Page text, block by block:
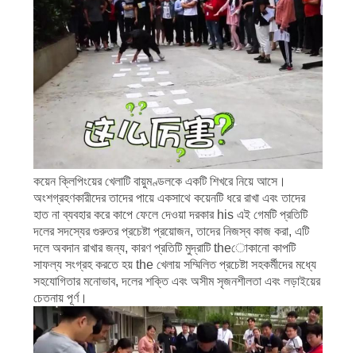
কয়েন ক্লিপিংয়ের খেলাটি বায়ুমণ্ডলকে একটি শিখরে নিয়ে আসে।
অংশগ্রহণকারীদের তাদের পায়ে একসাথে কয়েনটি ধরে রাখা এবং তাদের
হাত না ব্যবহার করে কাপে ফেলে দেওয়া দরকার his এই গেমটি প্রতিটি
দলের সদস্যের গুরুতর প্রচেষ্টা প্রয়োজন, তাদের নিজস্ব কাজ করা, এটি
দলে অবদান রাখার জন্য, কারণ প্রতিটি মুদ্রাটি theোকানো কাপটি
সাফল্য সংগ্রহ করতে হয় the খেলায় সম্মিলিত প্রচেষ্টা সহকর্মীদের মধ্যে
সহযোগিতার মনোভাব, দলের শক্তি এবং অসীম সৃজনশীলতা এবং লড়াইয়ের
চেতনায় পূর্ণ।